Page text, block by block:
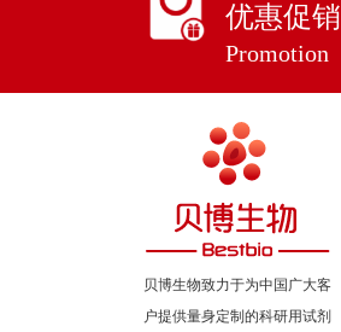
优惠促销
Promotion
贝博生物致力于为中国广大客
户提供量身定制的科研用试剂